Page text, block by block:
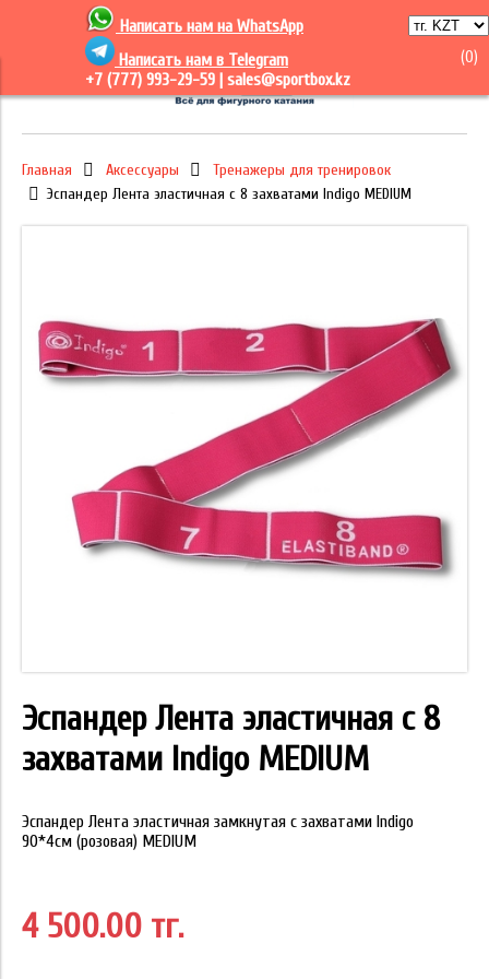
Написать нам на WhatsApp
Написать нам в Telegram
+7 (777) 993-29-59 | sales@sportbox.kz
(0)
Главная Аксессуары
Тренажеры для тренировок
Эспандер Лента эластичная с 8 захватами Indigo MEDIUM
Эспандер Лента эластичная с 8
захватами Indigo MEDIUM
Эспандер Лента эластичная замкнутая с захватами Indigo
90*4cм (розовая) MEDIUM
4 500.00 тг.